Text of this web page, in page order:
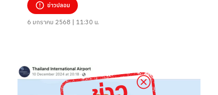
ข่าวปลอม
6 มกราคม 2568 | 11:30 น.